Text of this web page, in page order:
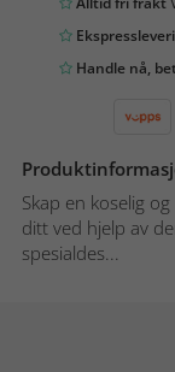
Handle nå,
Skap en koselig
ditt ved hjelp av
spesialdes...